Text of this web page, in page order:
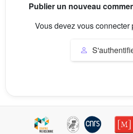
Publier un nouveau
Vous devez vous connecter